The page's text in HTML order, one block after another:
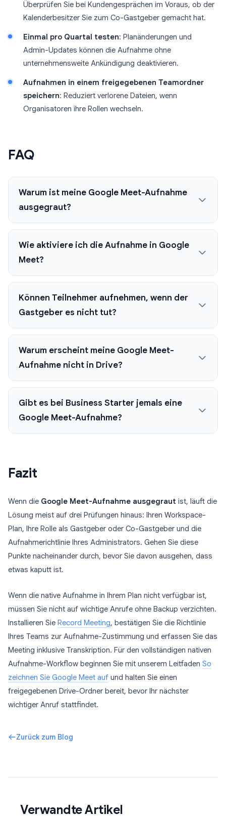
Überprüfen Sie bei Kundengesprächen im Voraus, ob der
Kalenderbesitzer Sie zum Co-Gastgeber gemacht hat.
Einmal pro Quartal testen: Planänderungen und
Admin-Updates können die Aufnahme ohne
unternehmensweite Ankündigung deaktivieren.
Aufnahmen in einem freigegebenen Teamordner
speichern: Reduziert verlorene Dateien, wenn
Organisatoren ihre Rollen wechseln.
FAQ
Warum ist meine Google Meet-Aufnahme
ausgegraut?
Wie aktiviere ich die Aufnahme in Google
Meet?
Können Teilnehmer aufnehmen, wenn der
Gastgeber es nicht tut?
Warum erscheint meine Google Meet-
Aufnahme nicht in Drive?
Gibt es bei Business Starter jemals eine
Google Meet-Aufnahme?
Fazit
Wenn die Google Meet-Aufnahme ausgegraut ist, läuft die
Lösung meist auf drei Prüfungen hinaus: Ihren Workspace-
Plan, Ihre Rolle als Gastgeber oder Co-Gastgeber und die
Aufnahmerichtlinie Ihres Administrators. Gehen Sie diese
Punkte nacheinander durch, bevor Sie davon ausgehen, dass
etwas kaputt ist.
Wenn die native Aufnahme in Ihrem Plan nicht verfügbar ist,
müssen Sie nicht auf wichtige Anrufe ohne Backup verzichten.
Installieren Sie Record Meeting, bestätigen Sie die Richtlinie
Ihres Teams zur Aufnahme-Zustimmung und erfassen Sie das
Meeting inklusive Transkription. Für den vollständigen nativen
Aufnahme-Workflow beginnen Sie mit unserem Leitfaden So
zeichnen Sie Google Meet auf und halten Sie einen
freigegebenen Drive-Ordner bereit, bevor Ihr nächster
wichtiger Anruf stattfindet.
Zurück zum Blog
Verwandte Artikel